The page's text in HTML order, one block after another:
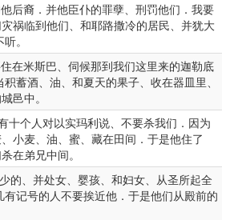
后裔．并他臣仆的罪孽、刑罚他们．我要
祸临到他们、和耶路撒冷的居民、并犹大
。
在米斯巴、伺候那到我们这里来的迦勒底
积蓄酒、油、和夏天的果子、收在器皿里、
邑中。
十个人对以实玛利说、不要杀我们．因为
小麦、油、蜜、藏在田间．于是他住了
在弟兄中间。
的、并处女、婴孩、和妇女、从圣所起全
有记号的人不要挨近他．于是他们从殿前的